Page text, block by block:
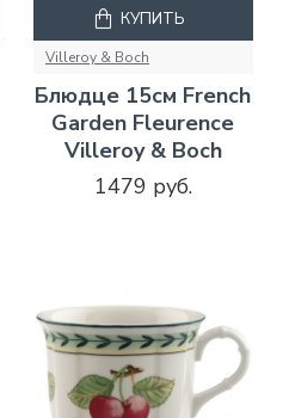
Villeroy & Boch
Блюдце 15см French
Garden Fleurence
Villeroy & Boch
1479 руб.
КУПИТЬ